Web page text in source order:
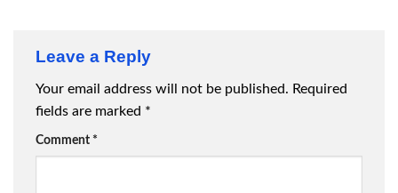
Leave a Reply
Your email address will not be published. Required
fields are marked *
Comment *